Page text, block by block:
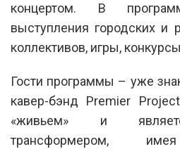
концертом. В
выступления городских и
коллективов, игры,
Гости программы – уже
кавер-бэнд Premier
«живьем» и
трансформером,